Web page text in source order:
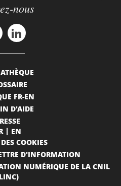
nous
FR-EN
D'AIDE
EN
COOKIES
D'INFORMATION
NUMÉRIQUE DE LA CNIL